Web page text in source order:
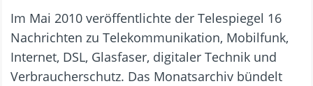
Im Mai 2010 veröffentlichte der Telespiegel 16
Nachrichten zu Telekommunikation, Mobilfunk,
Internet, DSL, Glasfaser, digitaler Technik und
Verbraucherschutz. Das Monatsarchiv bündelt